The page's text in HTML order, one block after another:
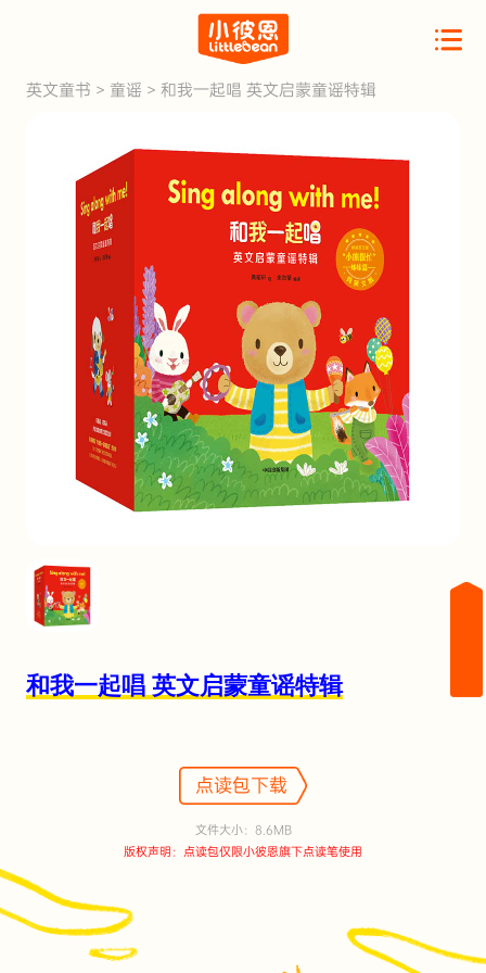
英文童书 > 童谣 > 和我一起唱 英文启蒙童谣特辑
和我一起唱 英文启蒙童谣特辑
点读包下载
文件大小：8.6MB
版权声明：点读包仅限小彼恩旗下点读笔使用